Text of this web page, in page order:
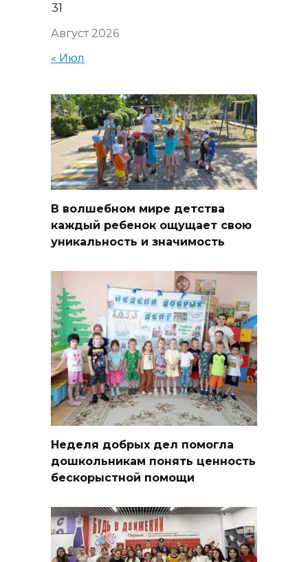
Август 2026
31
« Июл
В волшебном мире детства
каждый ребенок ощущает свою
уникальность и значимость
Неделя добрых дел помогла
дошкольникам понять ценность
бескорыстной помощи